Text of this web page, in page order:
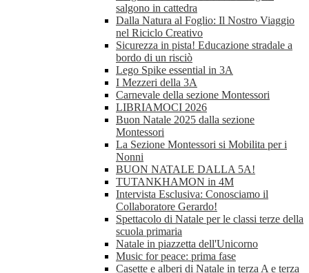
salgono in cattedra
Dalla Natura al Foglio: Il Nostro Viaggio
nel Riciclo Creativo
Sicurezza in pista! Educazione stradale a
bordo di un risciò
Lego Spike essential in 3A
I Mezzeri della 3A
Carnevale della sezione Montessori
LIBRIAMOCI 2026
Buon Natale 2025 dalla sezione
Montessori
La Sezione Montessori si Mobilita per i
Nonni
BUON NATALE DALLA 5A!
TUTANKHAMON in 4M
Intervista Esclusiva: Conosciamo il
Collaboratore Gerardo!
Spettacolo di Natale per le classi terze della
scuola primaria
Natale in piazzetta dell'Unicorno
Music for peace: prima fase
Casette e alberi di Natale in terza A e terza